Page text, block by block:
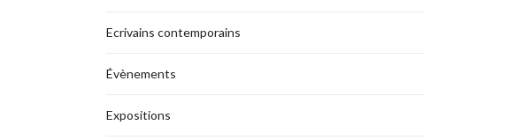
Ecrivains contemporains
Évènements
Expositions